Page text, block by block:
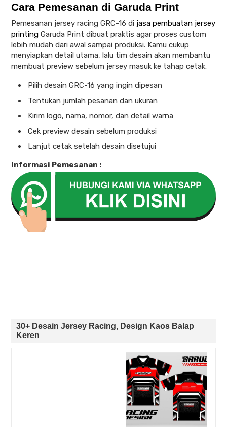
Cara Pemesanan di Garuda Print
Pemesanan jersey racing GRC-16 di jasa pembuatan jersey
printing Garuda Print dibuat praktis agar proses custom
lebih mudah dari awal sampai produksi. Kamu cukup
menyiapkan detail utama, lalu tim desain akan membantu
membuat preview sebelum jersey masuk ke tahap cetak.
Pilih desain GRC-16 yang ingin dipesan
Tentukan jumlah pesanan dan ukuran
Kirim logo, nama, nomor, dan detail warna
Cek preview desain sebelum produksi
Lanjut cetak setelah desain disetujui
Informasi Pemesanan :
30+ Desain Jersey Racing, Design Kaos Balap
Keren